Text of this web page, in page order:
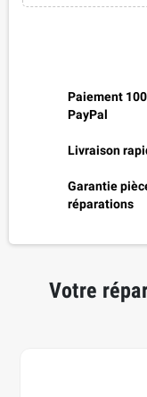
Paiement
PayPal
Livraison
Garantie
réparations
Votre